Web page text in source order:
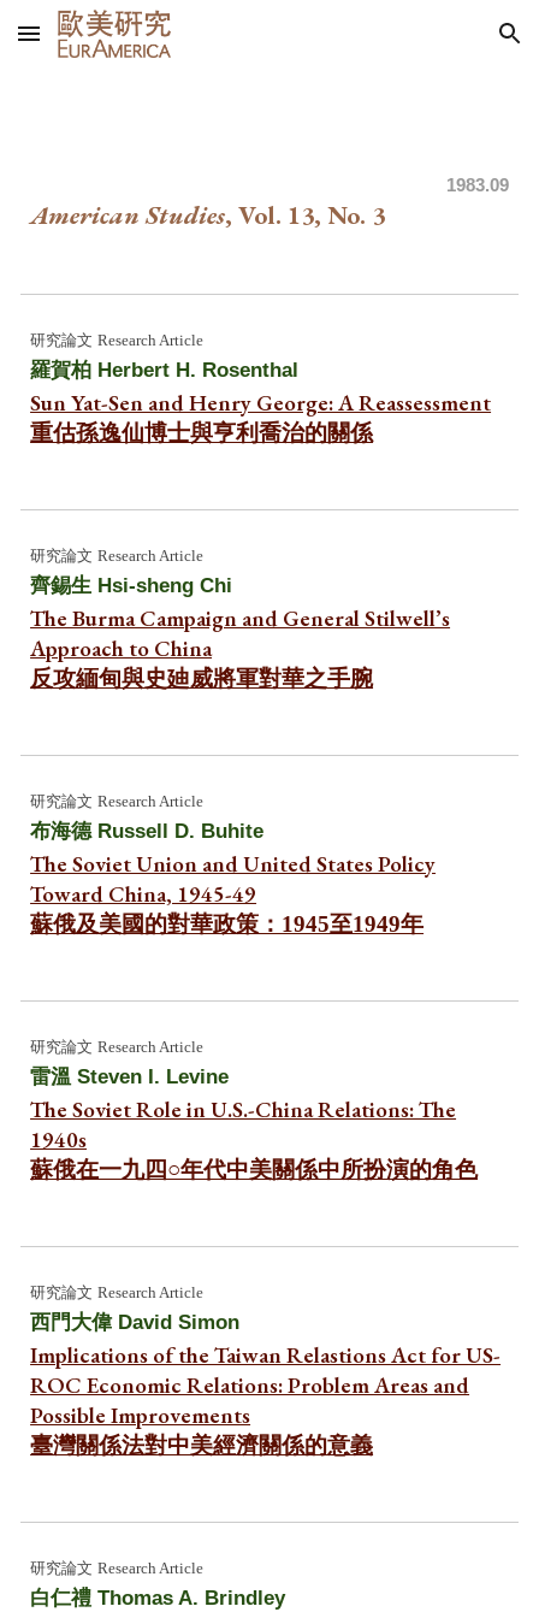
Skip to main content Skip to navigation
1983.09
American Studies, Vol. 13, No. 3
研究論文 Research Article
羅賀柏 Herbert H. Rosenthal
Sun Yat-Sen and Henry George: A Reassessment
重估孫逸仙博士與亨利喬治的關係
研究論文 Research Article
齊錫生 Hsi-sheng Chi
The Burma Campaign and General Stilwell’s
Approach to China
反攻緬甸與史廸威將軍對華之手腕
研究論文 Research Article
布海德 Russell D. Buhite
The Soviet Union and United States Policy
Toward China, 1945-49
蘇俄及美國的對華政策：1945至1949年
研究論文 Research Article
雷溫Steven I. Levine
The Soviet Role in U.S.-China Relations: The
1940s
蘇俄在一九四○年代中美關係中所扮演的角色
研究論文 Research Article
西門大偉 David Simon
Implications of the Taiwan Relastions Act for US-
ROC Economic Relations: Problem Areas and
Possible Improvements
臺灣關係法對中美經濟關係的意義
研究論文 Research Article
白仁禮Thomas A. Brindley